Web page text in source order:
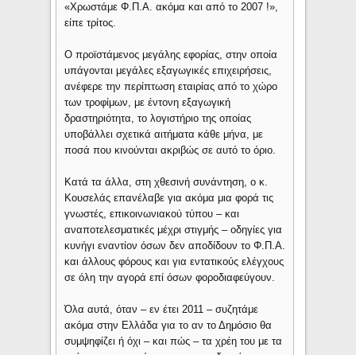
«Χρωστάμε Φ.Π.Α. ακόμα και από το 2007 !»,
είπε τρίτος.
Ο προϊστάμενος μεγάλης εφορίας, στην οποία
υπάγονται μεγάλες εξαγωγικές επιχειρήσεις,
ανέφερε την περίπτωση εταιρίας από το χώρο
των τροφίμων, με έντονη εξαγωγική
δραστηριότητα, το λογιστήριο της οποίας
υποβάλλει σχετικά αιτήματα κάθε μήνα, με
ποσά που κινούνται ακριβώς σε αυτό το όριο.
Κατά τα άλλα, στη χθεσινή συνάντηση, ο κ.
Κουσελάς επανέλαβε για ακόμα μια φορά τις
γνωστές, επικοινωνιακού τύπου – και
αναποτελεσματικές μέχρι στιγμής – οδηγίες για
κυνήγι εναντίον όσων δεν αποδίδουν το Φ.Π.Α.
και άλλους φόρους και για εντατικούς ελέγχους
σε όλη την αγορά επί όσων φοροδιαφεύγουν.
Όλα αυτά, όταν – εν έτει 2011 – συζητάμε
ακόμα στην Ελλάδα για το αν το Δημόσιο θα
συμψηφίζει ή όχι – και πώς – τα χρέη του με τα